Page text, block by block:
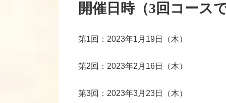
開催日時（3回コース
第1回：2023年1月19日（木）
第2回：2023年2月16日（木）
第3回：2023年3月23日（木）